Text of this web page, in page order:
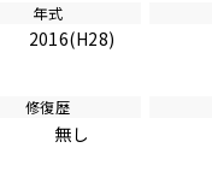
年式
2016(H28)
修復歴
無し